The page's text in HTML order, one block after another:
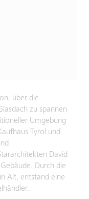
über die
zu spannen
Umgebung
Tyrol und
David
Durch die
Alt, entstand eine